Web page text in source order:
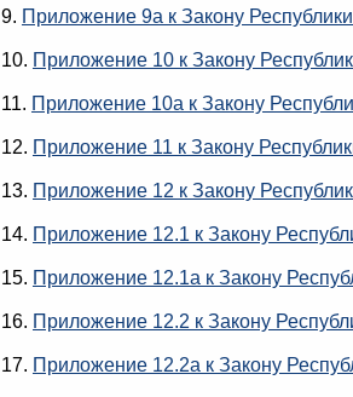
9. Приложение 9а к Закону
10. Приложение 10 к Закону
11. Приложение 10а к Закону
12. Приложение 11 к Закону
13. Приложение 12 к Закону
14. Приложение 12.1 к Закону
15. Приложение 12.1а к Закону
16. Приложение 12.2 к Закону
17. Приложение 12.2а к Закону